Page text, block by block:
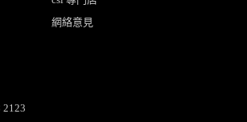
網絡意見
2123